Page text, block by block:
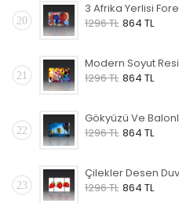
20
1296 TL 864 TL
21
1296 TL 864 TL
22
1296 TL 864 TL
23
1296 TL 864 TL